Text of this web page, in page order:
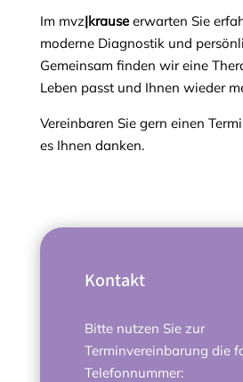
Im mvz|krauseerwarten Sie
moderne Diagnostik und
Gemeinsam finden wir eine
Leben passt und Ihnen wieder
Vereinbaren Sie gern einen
es Ihnen danken.
Kontakt
Bitte nutzen Sie zur
Terminvereinbarung die
Telefonnummer: